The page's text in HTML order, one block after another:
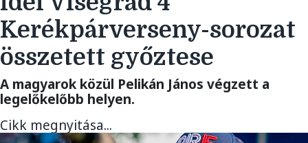
Kerékpárverseny-sorozat
összetett győztese
A magyarok közül Pelikán János végzett a
legelőkelőbb helyen.
Cikk megnyitása...